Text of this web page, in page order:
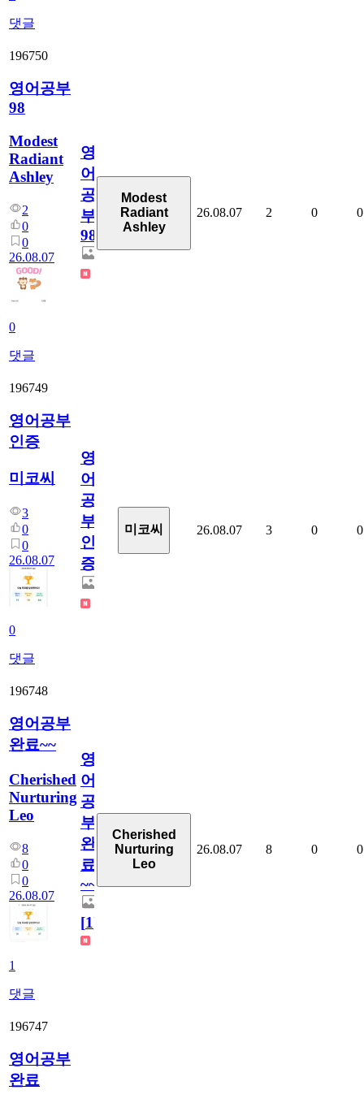
댓글
196750
영어공부
98
Modest
Radiant
Ashley
2
0
0
26.08.07
0
댓글
영
어
공
부
98
Modest
Radiant
Ashley
26.08.07 2 0 0
196749
영어공부
인증
미코씨
3
0
0
26.08.07
0
댓글
영
어
공
부
인
증
미코씨 26.08.07 3 0 0
196748
영어공부
완료~~
Cherished
Nurturing
Leo
8
0
0
26.08.07
1
댓글
영
어
공
부
완
료
~~
[1]
Cherished
Nurturing
Leo
26.08.07 8 0 0
196747
영어공부
완료